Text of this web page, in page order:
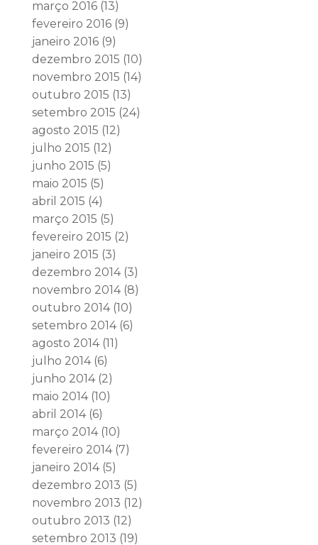
março 2016(13)
fevereiro 2016(9)
janeiro 2016(9)
dezembro 2015 (10)
novembro 2015 (14)
outubro 2015 (13)
setembro 2015 (24)
agosto 2015 (12)
julho 2015 (12)
junho 2015 (5)
maio 2015 (5)
abril 2015 (4)
março 2015 (5)
fevereiro 2015 (2)
janeiro 2015 (3)
dezembro 2014(3)
novembro 2014(8)
outubro 2014(10)
setembro 2014(6)
agosto 2014(11)
julho 2014(6)
junho 2014(2)
maio 2014(10)
abril 2014(6)
março 2014(10)
fevereiro 2014(7)
janeiro 2014(5)
dezembro 2013 (5)
novembro 2013 (12)
outubro 2013 (12)
setembro 2013 (19)